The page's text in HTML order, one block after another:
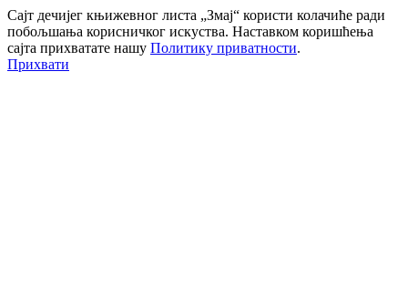
Сајт дечијег књижевног листа „Змај“ користи колачиће ради
побољшања корисничког искуства. Наставком коришћења
сајта прихватате нашу Политику приватности.
Прихвати